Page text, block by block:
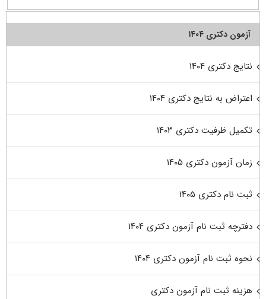
آزمون دکتری ۱۴۰۴
نتایج دکتری ۱۴۰۴
اعتراض به نتایج دکتری ۱۴۰۴
تکمیل ظرفیت دکتری ۱۴۰۳
زمان آزمون دکتری ۱۴۰۵
ثبت نام دکتری ۱۴۰۵
دفترچه ثبت نام آزمون دکتری ۱۴۰۴
نحوه ثبت نام آزمون دکتری ۱۴۰۴
هزینه ثبت نام آزمون دکتری